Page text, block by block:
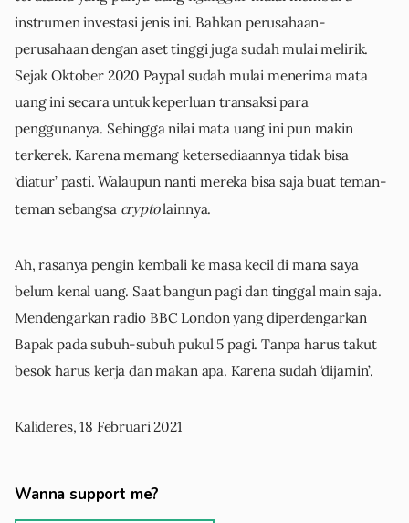
instrumen investasi jenis ini. Bahkan perusahaan-
perusahaan dengan aset tinggi juga sudah mulai melirik.
Sejak Oktober 2020 Paypal sudah mulai menerima mata
uang ini secara untuk keperluan transaksi para
penggunanya. Sehingga nilai mata uang ini pun makin
terkerek. Karena memang ketersediaannya tidak bisa
‘diatur’ pasti. Walaupun nanti mereka bisa saja buat teman-
teman sebangsa cryptolainnya.
Ah, rasanya pengin kembali ke masa kecil di mana saya
belum kenal uang. Saat bangun pagi dan tinggal main saja.
Mendengarkan radio BBC London yang diperdengarkan
Bapak pada subuh-subuh pukul 5 pagi. Tanpa harus takut
besok harus kerja dan makan apa. Karena sudah ‘dijamin’.
Kalideres, 18 Februari 2021
Wanna support me?